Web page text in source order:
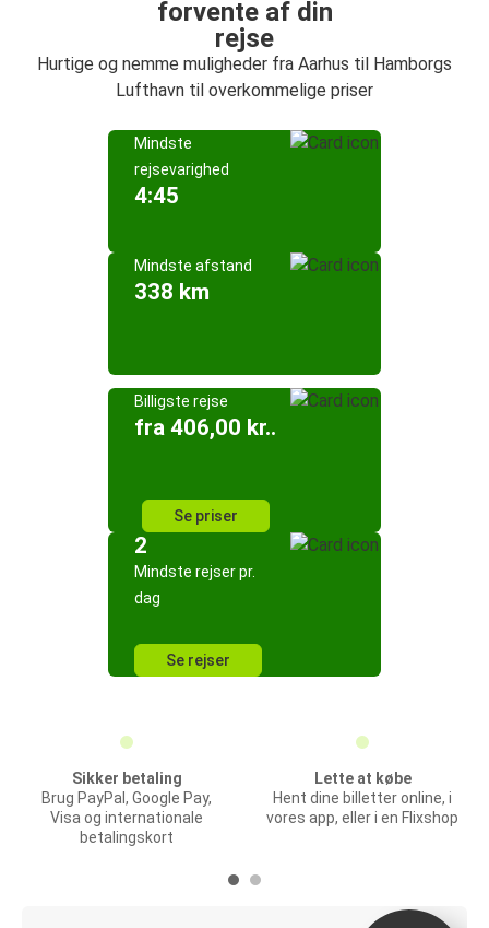
forvente af din
rejse
Hurtige og nemme muligheder fra Aarhus til Hamborgs
Lufthavn til overkommelige priser
Mindste
rejsevarighed
4:45
Mindste afstand
338 km
Billigste rejse
fra 406,00 kr..
Se priser
2
Mindste rejser pr.
dag
Se rejser
Sikker betaling
Brug PayPal, Google Pay,
Visa og internationale
betalingskort
Lette at købe
Hent dine billetter online, i
vores app, eller i en Flixshop